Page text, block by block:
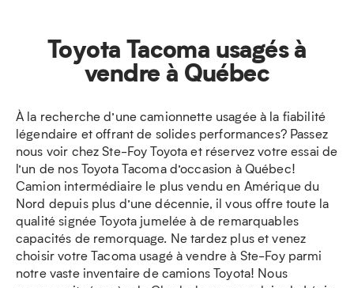
Toyota Tacoma usagés à
vendre à Québec
À la recherche d’une camionnette usagée à la fiabilité
légendaire et offrant de solides performances? Passez
nous voir chez Ste-Foy Toyota et réservez votre essai de
l’un de nos Toyota Tacoma d’occasion à Québec!
Camion intermédiaire le plus vendu en Amérique du
Nord depuis plus d’une décennie, il vous offre toute la
qualité signée Toyota jumelée à de remarquables
capacités de remorquage. Ne tardez plus et venez
choisir votre Tacoma usagé à vendre à Ste-Foy parmi
notre vaste inventaire de camions Toyota! Nous